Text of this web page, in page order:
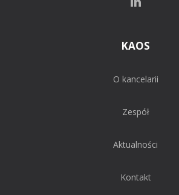
KAOS
O kancelarii
Zespół
Aktualności
Kontakt